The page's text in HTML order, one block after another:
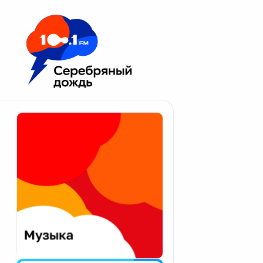
Москва 100.1 FM
Апатиты
Екатеринбург
Калининград
Калуга